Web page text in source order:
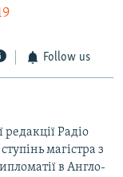
Follow us
Радіо
магістра з
в Англо-